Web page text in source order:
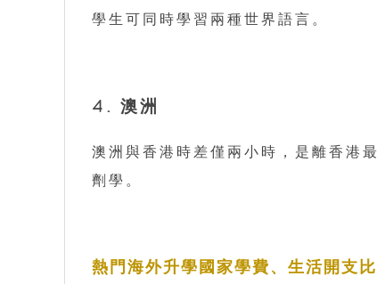
學生可同時學習兩種世界語言。
4. 澳洲
澳洲與香港時差僅兩小時，是離香港
劑學。
熱門海外升學國家學費、生活開支